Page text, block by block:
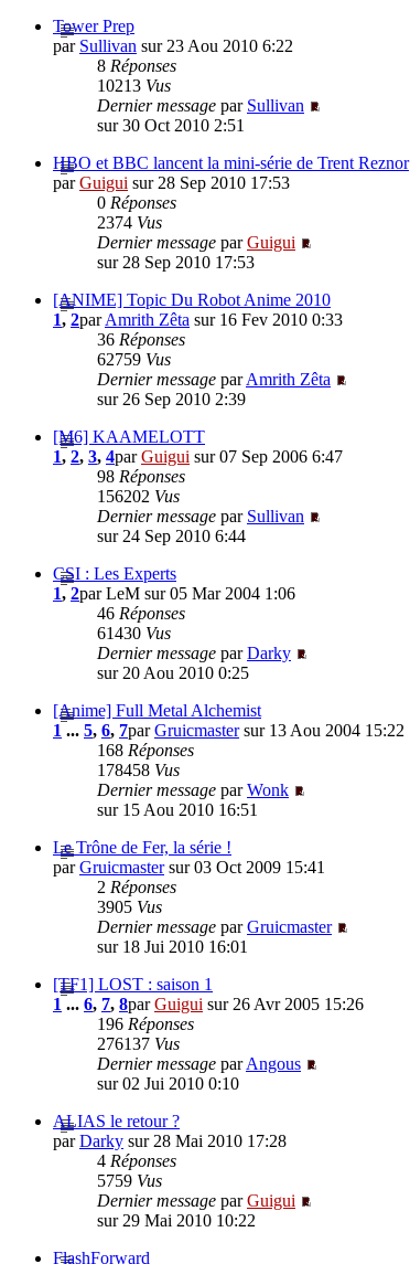
Tower Prep
par Sullivan sur 23 Aou 2010 6:22
8 Réponses
10213 Vus
Dernier message par Sullivan
sur 30 Oct 2010 2:51
HBO et BBC lancent la mini-série de Trent Reznor
parGuigui sur 28 Sep 2010 17:53
0 Réponses
2374 Vus
Dernier message parGuigui
sur 28 Sep 2010 17:53
[ANIME] Topic Du Robot Anime 2010
1, 2parAmrith Zêta sur 16 Fev 2010 0:33
36 Réponses
62759 Vus
Dernier message parAmrith Zêta
sur 26 Sep 2010 2:39
[M6] KAAMELOTT
1, 2, 3, 4parGuigui sur 07 Sep 2006 6:47
98 Réponses
156202 Vus
Dernier message par Sullivan
sur 24 Sep 2010 6:44
CSI : Les Experts
1, 2par LeM sur 05 Mar 2004 1:06
46 Réponses
61430 Vus
Dernier message parDarky
sur 20 Aou 2010 0:25
[Anime] Full Metal Alchemist
1 ... 5, 6, 7parGruicmastersur 13 Aou 2004 15:22
168 Réponses
178458 Vus
Dernier message parWonk
sur 15 Aou 2010 16:51
Le Trône de Fer, la série !
parGruicmastersur 03 Oct 2009 15:41
2 Réponses
3905 Vus
Dernier message parGruicmaster
sur 18 Jui 2010 16:01
[TF1] LOST : saison 1
1 ... 6, 7, 8parGuigui sur 26 Avr 2005 15:26
196 Réponses
276137 Vus
Dernier message parAngous
sur 02 Jui 2010 0:10
ALIAS le retour ?
parDarky sur 28 Mai 2010 17:28
4 Réponses
5759 Vus
Dernier message parGuigui
sur 29 Mai 2010 10:22
FlashForward